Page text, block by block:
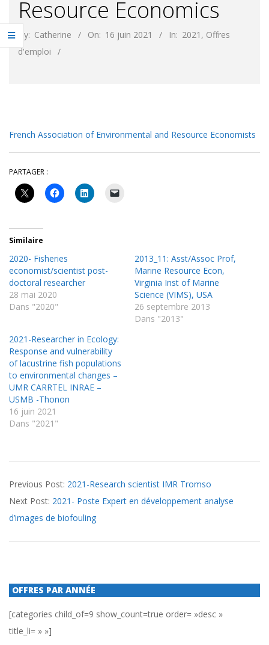
Resource Economics
By: Catherine On: 16 juin 2021 In: 2021 , Offres
d'emploi
French Association of Environmental and Resource Economists
PARTAGER :
Similaire
2020- Fisheries
economist/scientist post-
doctoral researcher
28 mai 2020
Dans "2020"
2013_11: Asst/Assoc Prof,
Marine Resource Econ,
Virginia Inst of Marine
Science (VIMS), USA
26 septembre 2013
Dans "2013"
2021-Researcher in Ecology:
Response and vulnerability
of lacustrine fish populations
to environmental changes –
UMR CARRTEL INRAE –
USMB -Thonon
16 juin 2021
Dans "2021"
06-
16
Previous Post: 2021-Research scientist IMR Tromso
Next Post: 2021- Poste Expert en développement analyse
d’images de biofouling
OFFRES PAR ANNÉE
[categories child_of=9 show_count=true order= »desc »
title_li= » »]